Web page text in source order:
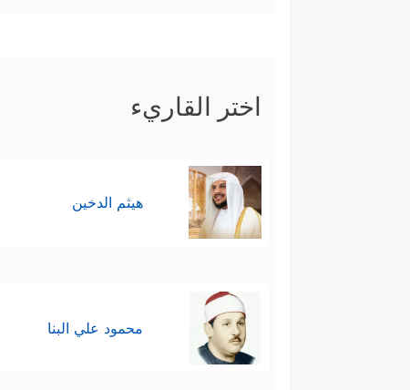
اختر القاريء
هيثم الدخين
محمود علي البنا